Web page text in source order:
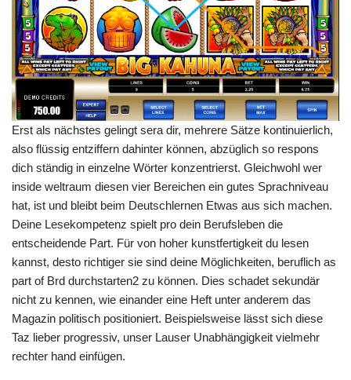
Erst als nächstes gelingt sera dir, mehrere Sätze kontinuierlich,
also flüssig entziffern dahinter können, abzüglich so respons
dich ständig in einzelne Wörter konzentrierst. Gleichwohl wer
inside weltraum diesen vier Bereichen ein gutes Sprachniveau
hat, ist und bleibt beim Deutschlernen Etwas aus sich machen.
Deine Lesekompetenz spielt pro dein Berufsleben die
entscheidende Part. Für von hoher kunstfertigkeit du lesen
kannst, desto richtiger sie sind deine Möglichkeiten, beruflich as
part of Brd durchstarten2 zu können. Dies schadet sekundär
nicht zu kennen, wie einander eine Heft unter anderem das
Magazin politisch positioniert. Beispielsweise lässt sich diese
Taz lieber progressiv, unser Lauser Unabhängigkeit vielmehr
rechter hand einfügen.